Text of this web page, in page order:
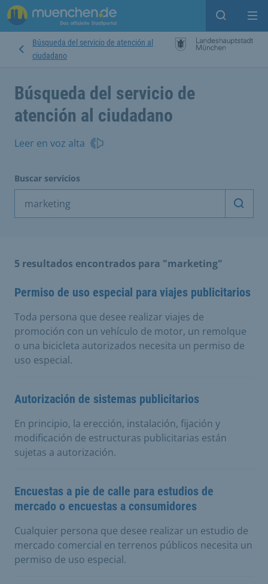
Open
Búsqueda del servicio de atención al
ciudadano
Búsqueda del servicio de
atención al ciudadano
Leer en voz alta
Buscar servicios
5 resultados encontrados para "marketing"
Permiso de uso especial para viajes publicitarios
Toda persona que desee realizar viajes de
promoción con un vehículo de motor, un remolque
o una bicicleta autorizados necesita un permiso de
uso especial.
Autorización de sistemas publicitarios
En principio, la erección, instalación, fijación y
modificación de estructuras publicitarias están
sujetas a autorización.
Encuestas a pie de calle para estudios de
mercado o encuestas a consumidores
Cualquier persona que desee realizar un estudio de
mercado comercial en terrenos públicos necesita un
permiso de uso especial.